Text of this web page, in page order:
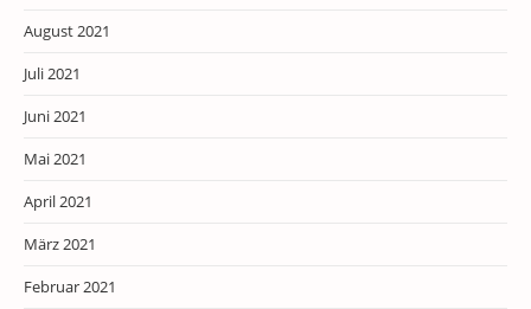
August 2021
Juli 2021
Juni 2021
Mai 2021
April 2021
März 2021
Februar 2021